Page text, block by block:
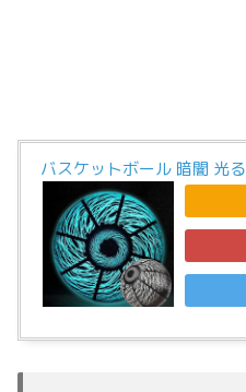
バスケットボール 暗闇 光る